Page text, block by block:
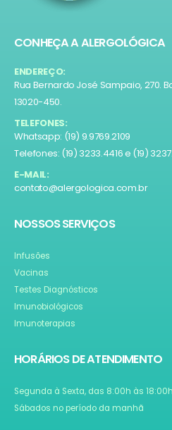
CONHEÇA A ALERGOLÓGICA
ENDEREÇO:
Rua Bernardo José Sampaio, 270.
13020-450.
TELEFONES:
Whatsapp: (19) 9.9769.2109
Telefones: (19) 3233.4416 e (19)
E-MAIL:
contato@alergologica.com.br
NOSSOS SERVIÇOS
Infusões
Vacinas
Testes Diagnósticos
Imunobiológicos
Imunoterapias
HORÁRIOS DE ATENDIMENTO
Segunda à Sexta, das 8:00h às 18:00h
Sábados no período da manhã